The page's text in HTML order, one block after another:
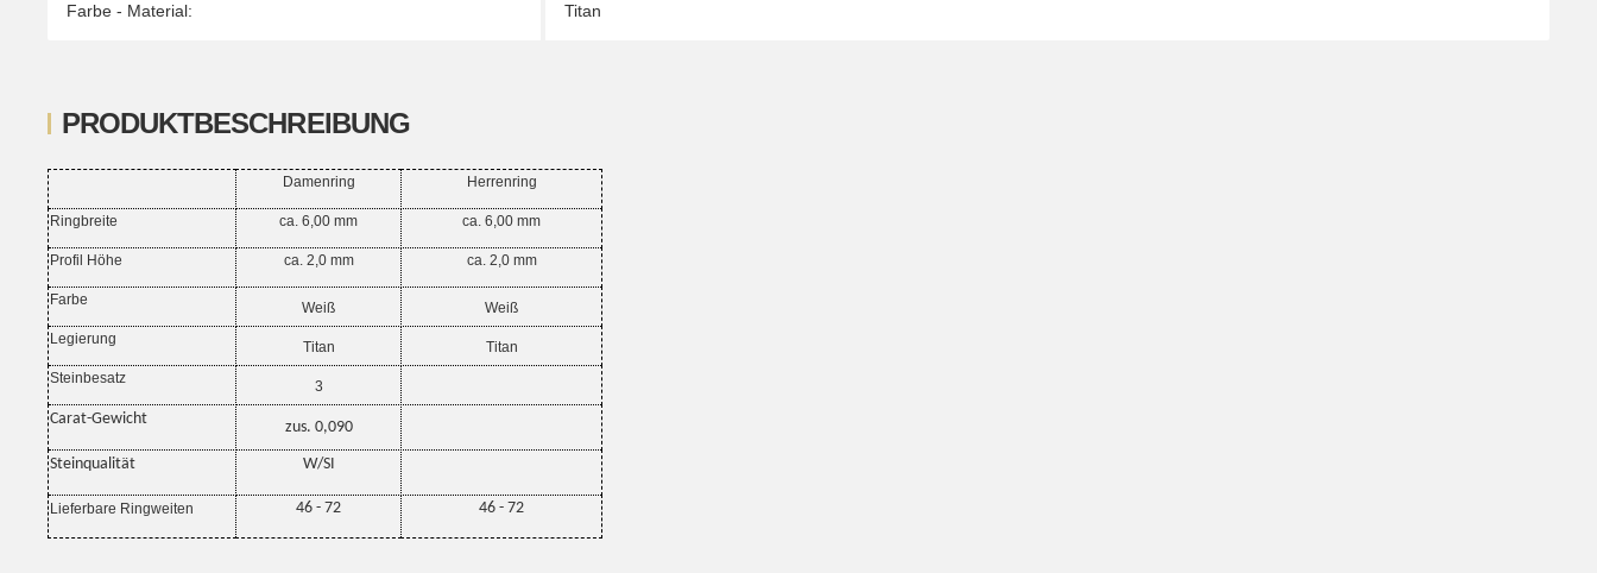
Farbe - Material: Titan
PRODUKTBESCHREIBUNG
Damenring Herrenring
Ringbreite ca. 6,00 mm ca. 6,00 mm
Profil Höhe ca. 2,0 mm ca. 2,0 mm
Farbe Weiß
Weiß
Legierung
Titan
Titan
Steinbesatz
3
Carat-Gewicht zus. 0,090
Steinqualität W/SI
Lieferbare Ringweiten 46 - 72 46 - 72